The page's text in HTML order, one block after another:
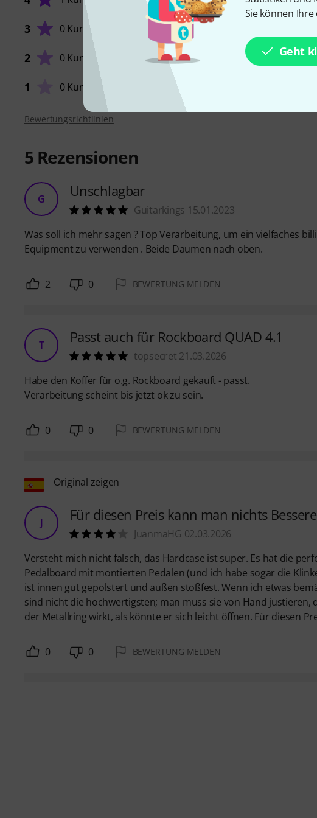
Sie können
Geht
3 0 Kunden
2 0 Kunden
1 0 Kunden
VERARBEITUNG
Bewertungsrichtlinien
5 Rezensionen
G Unschlagbar
Guitarkings 15.01.2023
Was soll ich mehr sagen ? Top Verarbeitung, um ein vielfaches
Equipment zu verwenden . Beide Daumen nach oben.
2 0 BEWERTUNG MELDEN
T Passt auch für Rockboard QUAD 4.1
topsecret 21.03.2026
Habe den Koffer für o.g. Rockboard gekauft - passt.
Verarbeitung scheint bis jetzt ok zu sein.
0 0 BEWERTUNG MELDEN
Original zeigen
J Für diesen Preis kann man nichts
JuanmaHG 02.03.2026
Versteht mich nicht falsch, das Hardcase ist super. Es hat die
Pedalboard mit montierten Pedalen (und ich habe sogar die
ist innen gut gepolstert und außen stoßfest. Wenn ich etwas
sind nicht die hochwertigsten; man muss sie von Hand
der Metallring wirkt, als könnte er sich leicht öffnen. Für diesen
0 0 BEWERTUNG MELDEN